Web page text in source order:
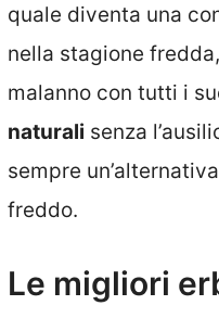
quale diventa una
nella stagione
malanno con tutti i
naturali senza
sempre
freddo.
Le migliori